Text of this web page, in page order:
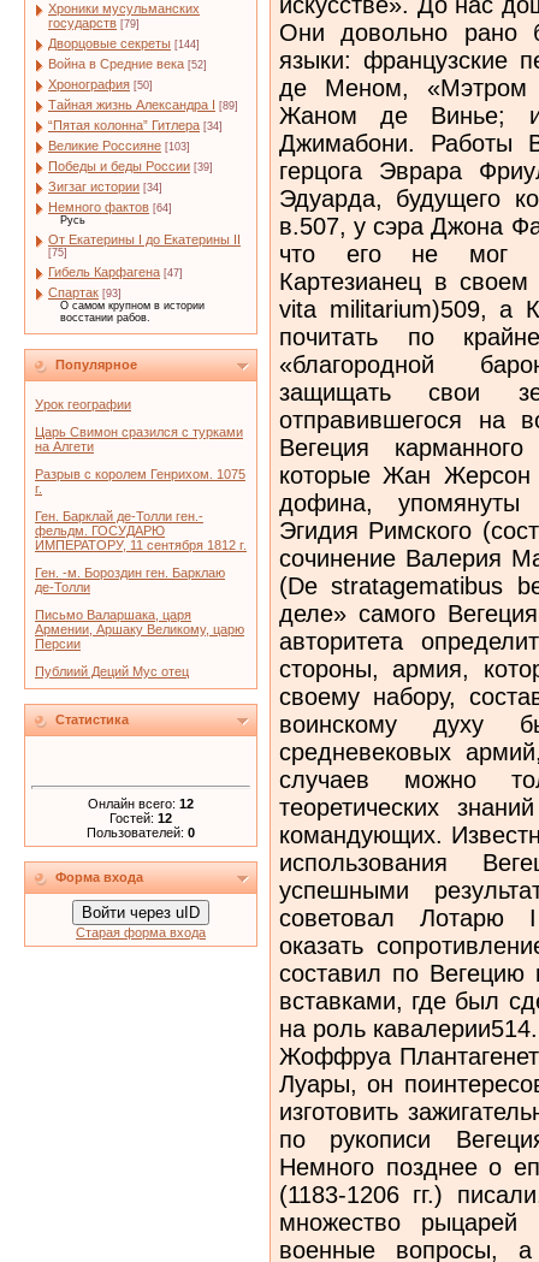
Хроники мусульманских
государств [79]
Дворцовые секреты [144]
Война в Средние века [52]
Хронография [50]
Тайная жизнь Александра I [89]
“Пятая колонна” Гитлера [34]
Великие Россияне [103]
Победы и беды России [39]
Зигзаг истории [34]
Немного фактов [64]
Русь
От Екатерины I до Екатерины II
[75]
Гибель Карфагена [47]
Спартак [93]
О самом крупном в истории
восстании рабов.
Популярное
Урок географии
Царь Свимон сразился с турками
на Алгети
Разрыв с королем Генрихом. 1075
г.
Ген. Барклай де-Толли ген.-
фельдм. ГОСУДАРЮ
ИМПЕРАТОРУ, 11 сентября 1812 г.
Ген. -м. Бороздин ген. Барклаю
де-Толли
Письмо Валаршака, царя
Армении, Аршаку Великому, царю
Персии
Публиий Деций Мус отец
Статистика
Онлайн всего: 12
Гостей: 12
Пользователей: 0
Форма входа
Войти через uID
Старая форма входа